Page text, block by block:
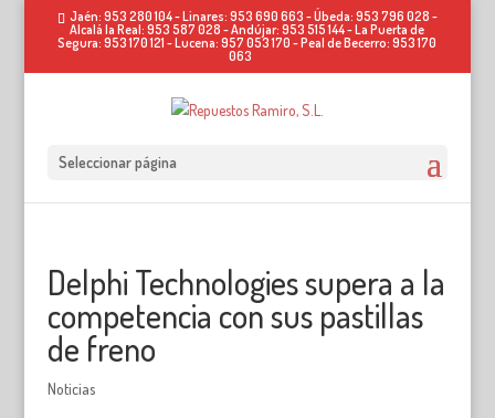
Jaén: 953 280 104 - Linares: 953 690 663 - Úbeda: 953 796 028 -
Alcalá la Real: 953 587 028 - Andújar: 953 515 144 - La Puerta de
Segura: 953 170 121 - Lucena: 957 053 170 - Peal de Becerro: 953 170
063
Seleccionar página
Delphi Technologies supera a la
competencia con sus pastillas
de freno
Noticias